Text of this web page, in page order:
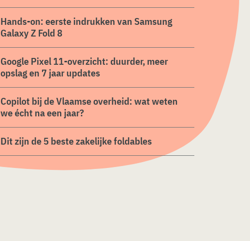
Hands-on: eerste indrukken van Samsung
Galaxy Z Fold 8
Google Pixel 11-overzicht: duurder, meer
opslag en 7 jaar updates
Copilot bij de Vlaamse overheid: wat weten
we écht na een jaar?
Dit zijn de 5 beste zakelijke foldables